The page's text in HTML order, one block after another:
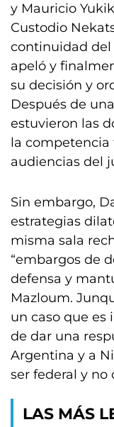
y Mauricio
Custodio
continuidad del
apeló y
su decisión y
Después de
estuvieron las
la competencia
audiencias del
Sin embargo,
estrategias
misma sala
“embargos de
defensa y
Mazloum.
un caso que es
de dar una
Argentina y a
ser federal y no
LAS MÁS